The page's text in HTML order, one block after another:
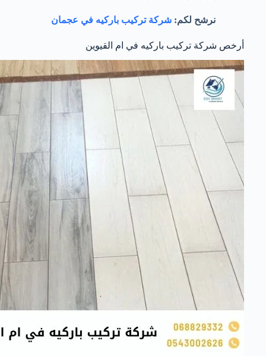
نرشح لكم:شركة تركيب باركيه في عجمان
أرخص شركة تركيب باركيه في ام القيوين